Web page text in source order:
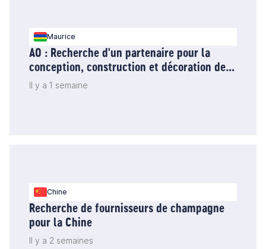
Maurice
AO : Recherche d'un partenaire pour la
conception, construction et décoration de
stands d'exposition à l'île Maurice
Il y a 1 semaine
Chine
Recherche de fournisseurs de champagne
pour la Chine
Il y a 2 semaines